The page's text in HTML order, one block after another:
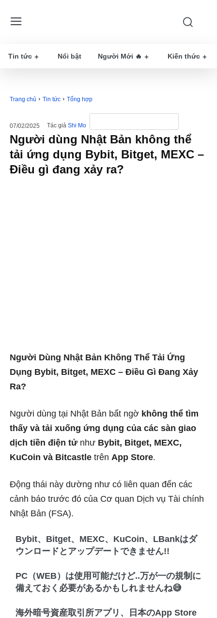
Tin tức Nổi bật Người Mới 🔥 Kiến thức
Trang chủ Tin tức Tổng hợp
07/02/2025 Tác giả Shi Mo
Người dùng Nhật Bản không thể
tải ứng dụng Bybit, Bitget, MEXC –
Điều gì đang xảy ra?
Người Dùng Nhật Bản Không Thể Tải Ứng
Dụng Bybit, Bitget, MEXC – Điều Gì Đang Xảy
Ra?
Người dùng tại Nhật Bản bất ngờ không thể tìm
thấy và tải xuống ứng dụng của các sàn giao
dịch tiền điện tử như Bybit, Bitget, MEXC,
KuCoin và Bitcastle trên App Store.
Động thái này dường như có liên quan đến các
cảnh báo trước đó của Cơ quan Dịch vụ Tài chính
Nhật Bản (FSA).
Bybit、Bitget、MEXC、KuCoin、LBankはダ
ウンロードとアップデートできません!!
PC（WEB）は使用可能だけど..万が一の規制に
備えておく必要があるかもしれませんね😅
海外暗号資産取引所アプリ、日本のApp Store